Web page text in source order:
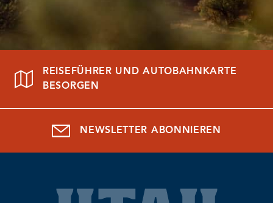
REISEFÜHRER UND AUTOBAHNKARTE
BESORGEN
NEWSLETTER ABONNIEREN